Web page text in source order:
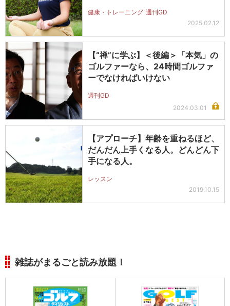
健康・トレーニング 週刊GD
2025.02.12
【“禅”に学ぶ】＜後編＞「本気」の
ゴルファーなら、24時間ゴルファ
ーでなければいけない
週刊GD
2024.03.01
【アプローチ】年齢を重ねるほど、
だんだん上手くなる人。どんどん下
手になる人。
レッスン
2019.10.15
雑誌がまるごと読み放題！